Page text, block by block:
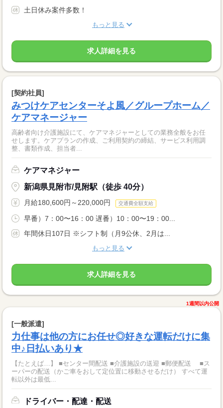
土日休み案件多数！
もっと見る
求人詳細を見る
[契約社員]
みつけケアセンターそよ風／グループホーム／
ケアマネージャー
高齢者向け介護施設にて、ケアマネジャーとしての業務全般をお任
せします。ケアプランの作成、ご利用契約の締結、サービス利用調
整、書類作成、担当者...
ケアマネジャー
新潟県見附市/見附駅（徒歩 40分）
月給180,600円～220,000円 交通費全額支給
早番）7：00〜16：00 遅番）10：00〜19：00...
年間休日107日 ※シフト制（月9公休、2月は...
もっと見る
求人詳細を見る
1週間以内公開
[一般派遣]
力仕事は他の方にお任せ◎好きな運転だけに集
中♪日払いあり★
【たとえば…】 ■センター間配送 ■介護施設の送迎 ■郵便配送 ■ス
ーパーの配送（かご車をおして定位置に移動させるだけ） すべて運
転以外は最低...
ドライバー・配達・配送